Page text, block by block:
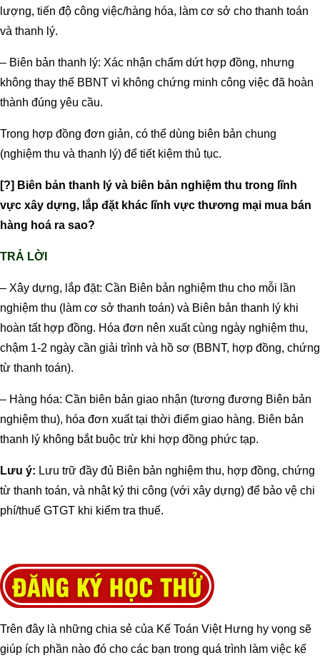
lượng, tiến độ công việc/hàng hóa, làm cơ sở cho thanh toán
và thanh lý.
– Biên bản thanh lý: Xác nhận chấm dứt hợp đồng, nhưng
không thay thế BBNT vì không chứng minh công việc đã hoàn
thành đúng yêu cầu.
Trong hợp đồng đơn giản, có thể dùng biên bản chung
(nghiệm thu và thanh lý) để tiết kiệm thủ tục.
[?] Biên bản thanh lý và biên bản nghiệm thu trong lĩnh
vực xây dựng, lắp đặt khác lĩnh vực thương mại mua bán
hàng hoá ra sao?
TRẢ LỜI
– Xây dựng, lắp đặt: Cần Biên bản nghiệm thu cho mỗi lần
nghiệm thu (làm cơ sở thanh toán) và Biên bản thanh lý khi
hoàn tất hợp đồng. Hóa đơn nên xuất cùng ngày nghiệm thu,
chậm 1-2 ngày cần giải trình và hồ sơ (BBNT, hợp đồng, chứng
từ thanh toán).
– Hàng hóa: Cần biên bản giao nhận (tương đương Biên bản
nghiệm thu), hóa đơn xuất tại thời điểm giao hàng. Biên bản
thanh lý không bắt buộc trừ khi hợp đồng phức tạp.
Lưu ý: Lưu trữ đầy đủ Biên bản nghiệm thu, hợp đồng, chứng
từ thanh toán, và nhật ký thi công (với xây dựng) để bảo vệ chi
phí/thuế GTGT khi kiểm tra thuế.
Trên đây là những chia sẻ của Kế Toán Việt Hưng hy vọng sẽ
giúp ích phần nào đó cho các bạn trong quá trình làm việc kế